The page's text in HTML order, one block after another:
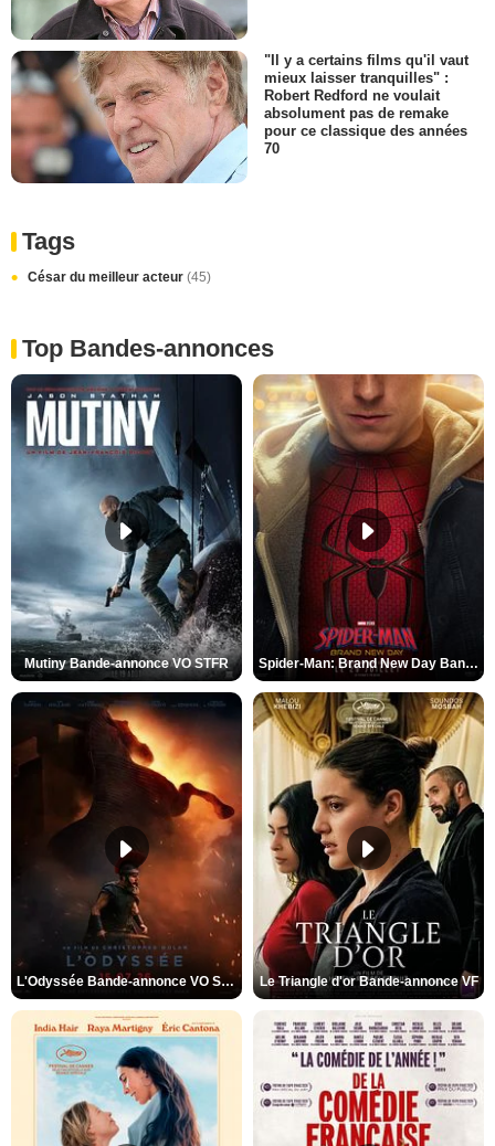
"Il y a certains films qu'il vaut
mieux laisser tranquilles" :
Robert Redford ne voulait
absolument pas de remake
pour ce classique des années
70
Tags
César du meilleur acteur (45)
Top Bandes-annonces
Mutiny Bande-annonce VO STFR Spider-Man: Brand New Day Bande-annonce VO STFR
L'Odyssée Bande-annonce VO STFR Le Triangle d'or Bande-annonce VF